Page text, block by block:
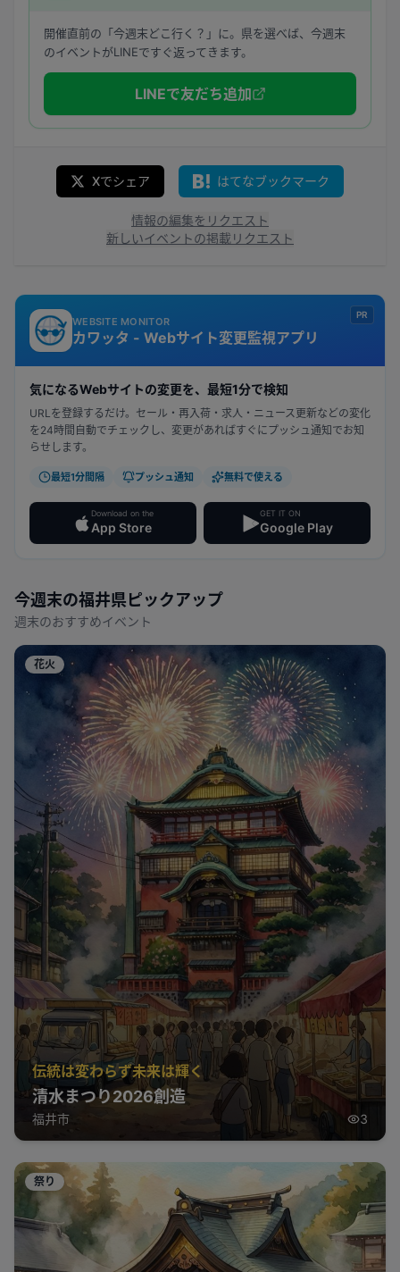
開催直前の「今週末どこ行く？」に。県を選べば、今週末
のイベントがLINEですぐ返ってきます。
LINEで友だち追加
Xでシェア はてなブックマーク
情報の編集をリクエスト
新しいイベントの掲載リクエスト
PR
WEBSITE MONITOR
カワッタ - Webサイト変更監視アプリ
気になるWebサイトの変更を、最短1分で検知
URLを登録するだけ。セール・再入荷・求人・ニュース更新などの変化
を24時間自動でチェックし、変更があればすぐにプッシュ通知でお知
らせします。
最短1分間隔 プッシュ通知 無料で使える
Download on the
App Store
GET IT ON
Google Play
今週末の福井県 ピックアップ
週末のおすすめイベント
花火
伝統は変わらず未来は輝く
清水まつり2026創造
福井市 3
祭り